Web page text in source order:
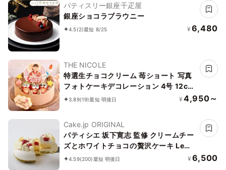
パティスリー銀座千疋屋
銀座ショコラブラウニー
4.5(2)最短 8/25 ¥ 6,480
THE NICOLE
特選生チョコクリーム 苺ショート 写真
フォトケーキデコレーション 4号 12cm
【お好きなイラストも人気です】【当日
3.89(19)最短 明後日 ¥ 4,950～
Cake.jp ORIGINAL
パティシエ 坂下寛志 監修 クリームチー
ズとホワイトチョコの贅沢ケーキ Le
Festin（ル フェスタン）
4.59(200)最短 明後日 ¥ 6,500